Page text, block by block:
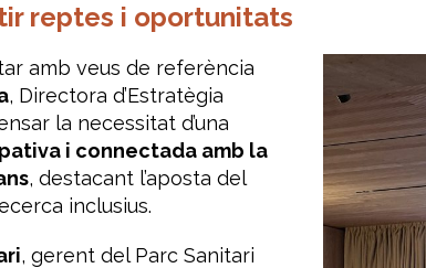
reptes i oportunitats
amb veus de referència
, Directora d’Estratègia
la necessitat d’una
i connectada amb la
, destacant l’aposta del
inclusius.
, gerent del Parc Sanitari